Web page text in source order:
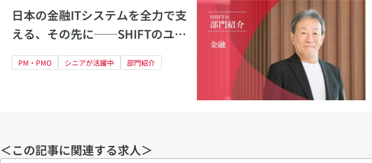
日本の金融ITシステムを全力で支
える、その先に──SHIFTのユニ
ークさが描かせる事業部長の夢
PM・PMO シニアが活躍中 部門紹介
＜この記事に関連する求人＞